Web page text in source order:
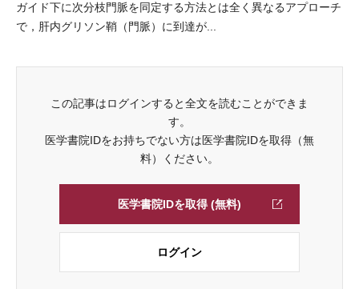
ガイド下に次分枝門脈を同定する方法とは全く異なるアプローチ
で，肝内グリソン鞘（門脈）に到達が...
この記事はログインすると全文を読むことができま
す。
医学書院IDをお持ちでない方は医学書院IDを取得（無
料）ください。
医学書院IDを取得 (無料)
ログイン